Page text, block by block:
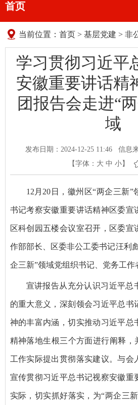
首页
当前位置： 首页 > 基层党建 > 非
学习贯彻习近平
安徽重要讲话精
团报告会走进“
域
发布日期：2024-12-25 11:46
信息
【字体： 大 中 小】
12月20日，徽州区“两企三新”
书记考察安徽重要讲话精神区委宣
区科创园五楼会议室召开，区委宣
作部部长、区委非公工委书记汪利
企三新”领域党组织书记、党务工作
宣讲报告从充分认识习近平总
的重大意义，深刻领会习近平总书
神的丰富内涵，切实推动习近平总
精神落地生根三个方面进行阐释，
工作实际提出贯彻落实建议。与会
宣传贯彻习近平总书记视察安徽重
实际，切实抓好落实，为“两企三